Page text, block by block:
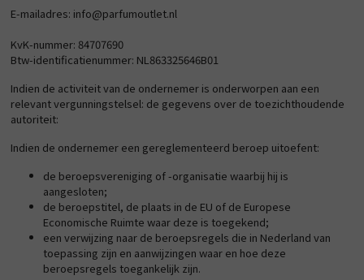
E-mailadres: info@parfumoutlet.nl
KvK-nummer: 84707690
Btw-identificatienummer: NL863325646B01
Indien de activiteit van de ondernemer is onderworpen aan een
relevant vergunningstelsel: de gegevens over de toezichthoudende
autoriteit:
Indien de ondernemer een gereglementeerd beroep uitoefent:
de beroepsvereniging of -organisatie waarbij hij is
aangesloten;
de beroepstitel, de plaats in de EU of de Europese
Economische Ruimte waar deze is toegekend;
een verwijzing naar de beroepsregels die in Nederland van
toepassing zijn en aanwijzingen waar en hoe deze
beroepsregels toegankelijk zijn.